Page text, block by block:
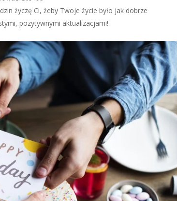
życzę Ci, żeby Twoje życie było jak dobrze
pozytywnymi aktualizacjami!